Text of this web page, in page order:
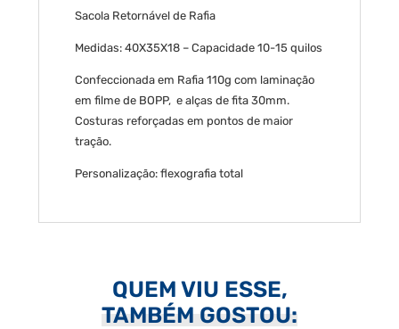
Sacola Retornável de Rafia
Medidas: 40X35X18 – Capacidade 10-15 quilos
Confeccionada em Rafia 110g com laminação
em filme de BOPP, e alças de fita 30mm.
Costuras reforçadas em pontos de maior
tração.
Personalização: flexografia total
QUEM VIU ESSE,
TAMBÉM GOSTOU: